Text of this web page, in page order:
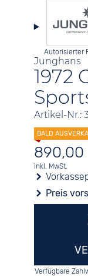
Junghans
1972
Artikel-Nr.:
Autorisierter
890,00
inkl. MwSt.
Preis
Verfügbare